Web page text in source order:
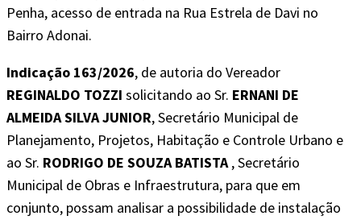
Penha, acesso de entrada na Rua Estrela de Davi no
Bairro Adonai.
Indicação 163/2026, de autoria do Vereador
REGINALDO TOZZI solicitando ao Sr. ERNANI DE
ALMEIDA SILVA JUNIOR, Secretário Municipal de
Planejamento, Projetos, Habitação e Controle Urbano e
ao Sr. RODRIGO DE SOUZA BATISTA, Secretário
Municipal de Obras e Infraestrutura, para que em
conjunto, possam analisar a possibilidade de instalação